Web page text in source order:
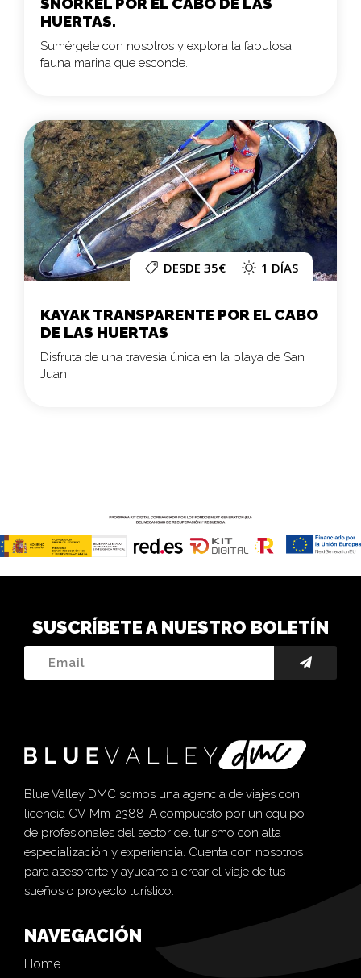
HUERTAS.
Sumérgete con nosotros y explora la fabulosa
fauna marina que esconde.
DESDE 35€ 1 DÍAS
KAYAK TRANSPARENTE POR EL CABO
DE LAS HUERTAS
Disfruta de una travesía única en la playa de San
Juan
SUSCRÍBETE A NUESTRO BOLETÍN
Blue Valley DMC somos una agencia de viajes con
licencia CV-Mm-2388-A compuesto por un equipo
de profesionales del sector del turismo con alta
especialización y experiencia. Cuenta con nosotros
para asesorarte y ayudarte a crear el viaje de tus
sueños o proyecto turístico.
NAVEGACIÓN
Home